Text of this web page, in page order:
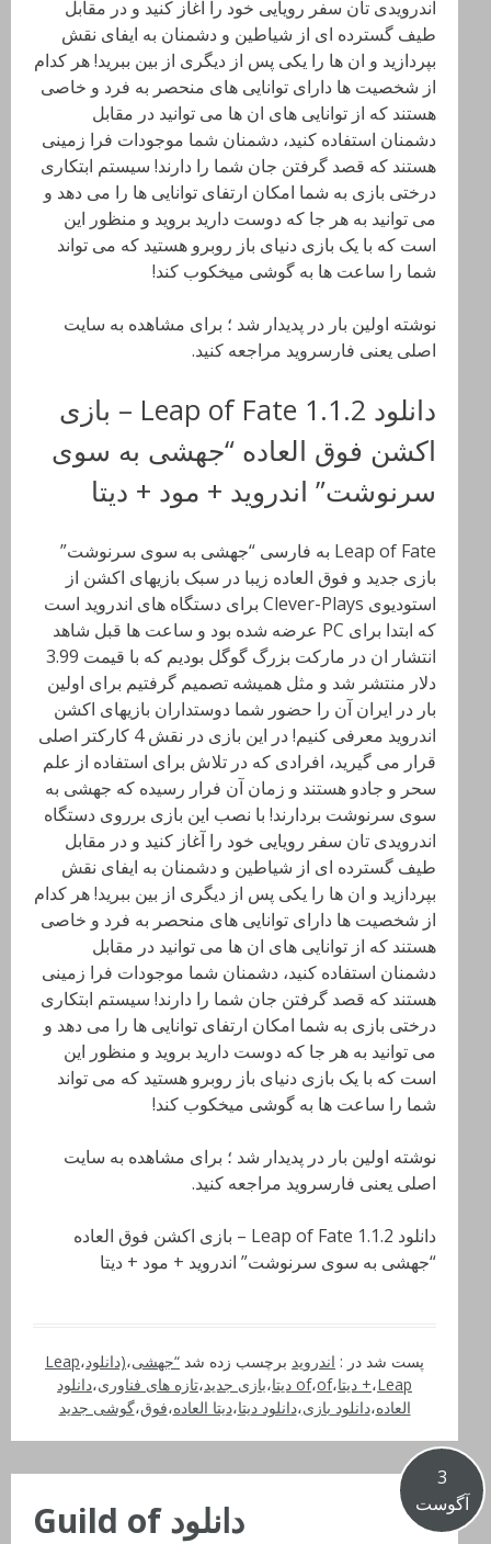
اندرویدی تان سفر رویایی خود را آغاز کنید و در مقابل
طیف گسترده ای از شیاطین و دشمنان به ایفای نقش
بپردازید و ان ها را یکی پس از دیگری از بین ببرید! هر کدام
از شخصیت ها دارای توانایی های منحصر به فرد و خاصی
هستند که از توانایی های ان ها می توانید در مقابل
دشمنان استفاده کنید، دشمنان شما موجودات فرا زمینی
هستند که قصد گرفتن جان شما را دارند! سیستم ابتکاری
درختی بازی به شما امکان ارتفای توانایی ها را می دهد و
می توانید به هر جا که دوست دارید بروید و منظور این
است که با یک بازی دنیای باز روبرو هستید که می تواند
شما را ساعت ها به گوشی میخکوب کند!
نوشته اولین بار در پدیدار شد ؛ برای مشاهده به سایت
اصلی یعنی فارسروید مراجعه کنید.
دانلود Leap of Fate 1.1.2 – بازی
اکشن فوق العاده “جهشی به سوی
سرنوشت” اندروید + مود + دیتا
Leap of Fate به فارسی “جهشی به سوی سرنوشت”
بازی جدید و فوق العاده زیبا در سبک بازیهای اکشن از
استودیوی Clever-Plays برای دستگاه های اندروید است
که ابتدا برای PC عرضه شده بود و ساعت ها قبل شاهد
انتشار ان در مارکت بزرگ گوگل بودیم که با قیمت 3.99
دلار منتشر شد و مثل همیشه تصمیم گرفتیم برای اولین
بار در ایران آن را حضور شما دوستداران بازیهای اکشن
اندروید معرفی کنیم! در این بازی در نقش 4 کارکتر اصلی
قرار می گیرید، افرادی که در تلاش برای استفاده از علم
سحر و جادو هستند و زمان آن فرار رسیده که جهشی به
سوی سرنوشت بردارند! با نصب این بازی برروی دستگاه
اندرویدی تان سفر رویایی خود را آغاز کنید و در مقابل
طیف گسترده ای از شیاطین و دشمنان به ایفای نقش
بپردازید و ان ها را یکی پس از دیگری از بین ببرید! هر کدام
از شخصیت ها دارای توانایی های منحصر به فرد و خاصی
هستند که از توانایی های ان ها می توانید در مقابل
دشمنان استفاده کنید، دشمنان شما موجودات فرا زمینی
هستند که قصد گرفتن جان شما را دارند! سیستم ابتکاری
درختی بازی به شما امکان ارتفای توانایی ها را می دهد و
می توانید به هر جا که دوست دارید بروید و منظور این
است که با یک بازی دنیای باز روبرو هستید که می تواند
شما را ساعت ها به گوشی میخکوب کند!
نوشته اولین بار در پدیدار شد ؛ برای مشاهده به سایت
اصلی یعنی فارسروید مراجعه کنید.
دانلود Leap of Fate 1.1.2 – بازی اکشن فوق العاده
“جهشی به سوی سرنوشت” اندروید + مود + دیتا
پست شد در : اندروید برچسب زده شد “جهشی،(دانلود،Leap
+،Leap دیتا ، of،of دیتا ،بازی جدید،تازه های فناوری،دانلود
العاده،دانلود بازی،دانلود دیتا،دیتا العاده،فوق،گوشی جدید
3
آگوست
دانلود Guild of